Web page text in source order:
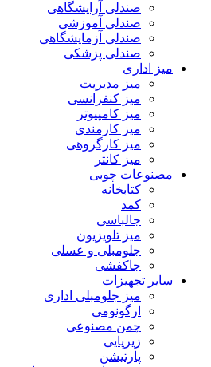
صندلی آرایشگاهی
صندلی آموزشی
صندلی آزمایشگاهی
صندلی پزشکی
میز اداری
میز مدیریت
میز کنفرانسی
میز کامپیوتر
میز کارمندی
میز کارگروهی
میز کانتر
مصنوعات چوبی
کتابخانه
کمد
جالباسی
میز تلویزیون
جلومبلی و عسلی
جاکفشی
سایر تجهیزات
میز جلومبلی اداری
ارگونومی
چمن مصنوعی
زیرپایی
پارتیشن